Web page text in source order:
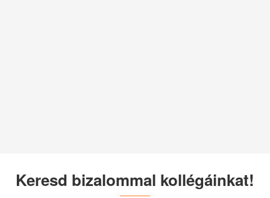
Keresd bizalommal kollégáinkat!